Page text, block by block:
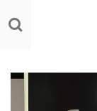
direct
hoofdinhoud